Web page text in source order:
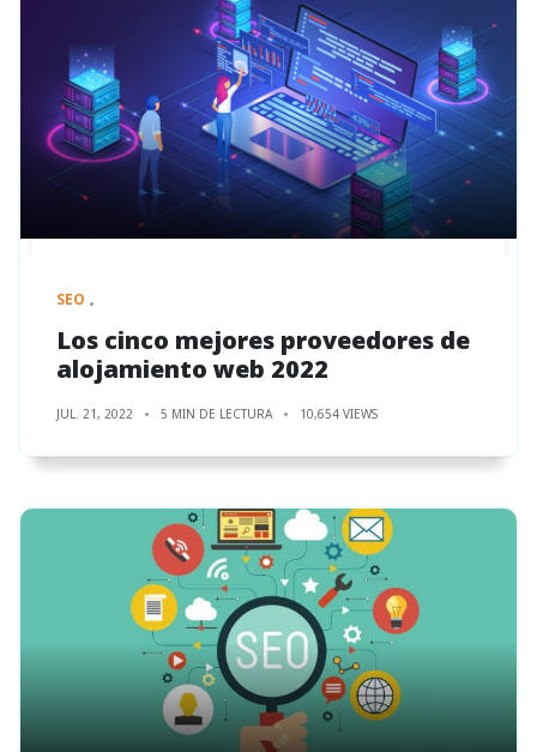
SEO
Los cinco mejores proveedores de
alojamiento web 2022
JUL. 21, 2022 5 MIN DE LECTURA 10,654 VIEWS